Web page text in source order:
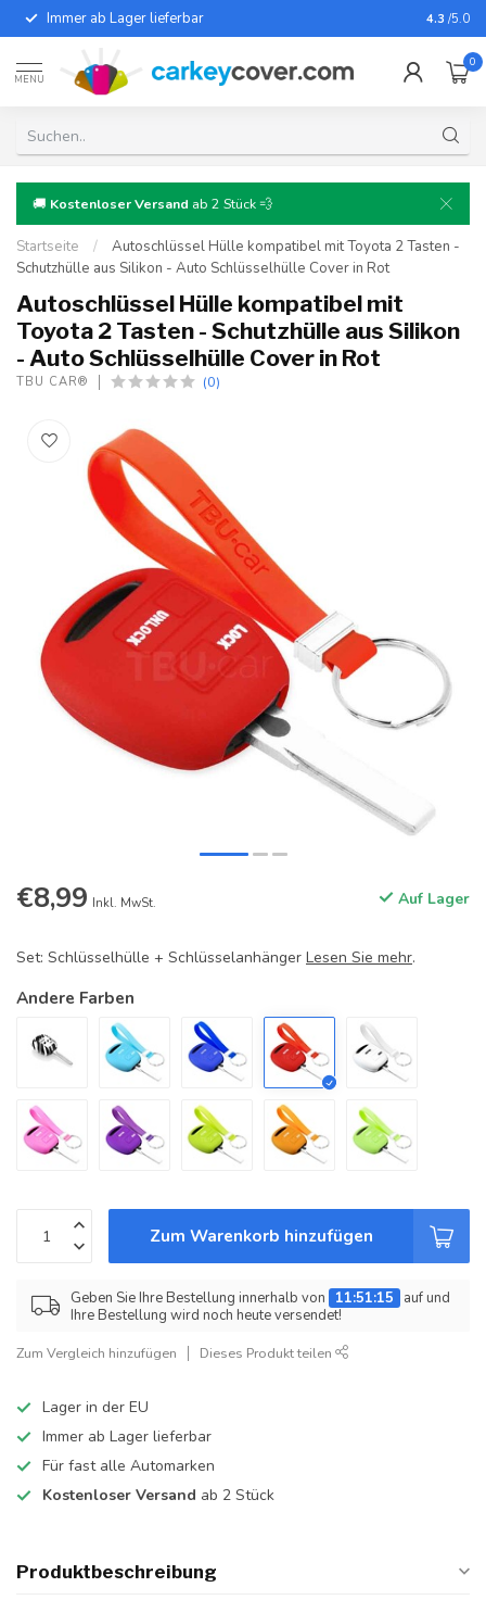
Immer ab Lager lieferbar Für fast
4.3 /5.0
MENU
0
🚚 Kostenloser Versand ab 2 Stück 💨
Startseite /
Autoschlüssel Hülle kompatibel mit Toyota 2 Tasten -
Schutzhülle aus Silikon - Auto Schlüsselhülle Cover in Rot
Autoschlüssel Hülle kompatibel mit
Toyota 2 Tasten - Schutzhülle aus Silikon
- Auto Schlüsselhülle Cover in Rot
TBU CAR® (0)
€8,99 Inkl. MwSt. Auf Lager
Set: Schlüsselhülle + Schlüsselanhänger Lesen Sie mehr.
Andere Farben
Zum Warenkorb hinzufügen
Geben Sie Ihre Bestellung innerhalb von 11:51:15
auf und
Ihre Bestellung wird noch heute versendet!
Zum Vergleich hinzufügen Dieses Produkt teilen
Lager in der EU
Immer ab Lager lieferbar
Für fast alle Automarken
Kostenloser Versand ab 2 Stück
Produktbeschreibung